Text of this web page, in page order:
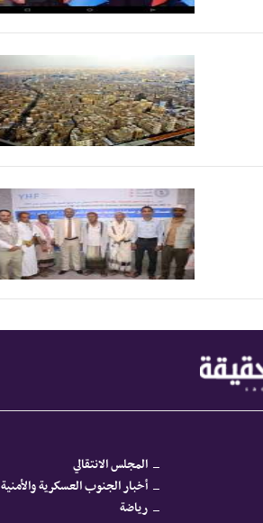
المجلس الانتقالي
أخبار الجنوب العسكرية والأمنية
رياضة